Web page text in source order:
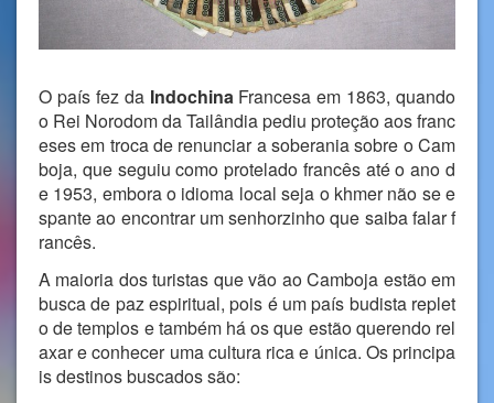
O país fez da IndochinaFrancesa em 1863, quando
o Rei Norodom da Tailândia pediu proteção aos franc
eses em troca de renunciar a soberania sobre o Cam
boja, que seguiu como protelado francês até o ano d
e 1953, embora o idioma local seja o khmer não se e
spante ao encontrar um senhorzinho que saiba falar f
rancês.
A maioria dos turistas que vão ao Camboja estão em
busca de paz espiritual, pois é um país budista replet
o de templos e também há os que estão querendo rel
axar e conhecer uma cultura rica e única. Os principa
is destinos buscados são: